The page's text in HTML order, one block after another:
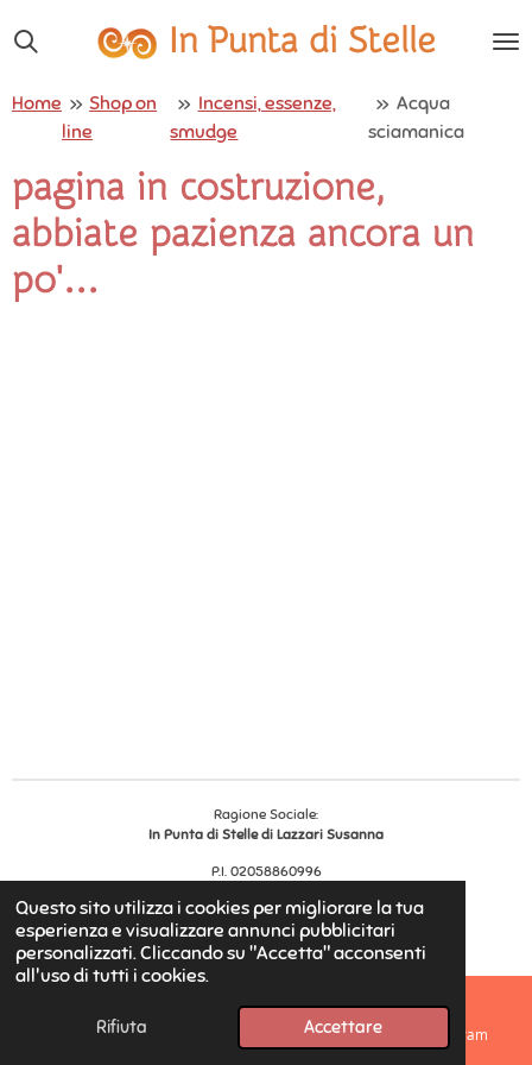
Questo sito utilizza i cookies per migliorare la tua
esperienza e visualizzare annunci pubblicitari
personalizzati. Cliccando su "Accetta" acconsenti
all'uso di tutti i cookies.
Rifiuta Accettare
Vai
al
principale
In Punta di Stelle
Home » Shop on
line
» Incensi, essenze,
smudge
» Acqua
sciamanica
pagina in costruzione,
abbiate pazienza ancora un
po'...
Ragione Sociale:
In Punta di Stelle di Lazzari Susanna
P.I. 02058860996
© 2025 - 2026 In Punta di Stelle
Fornito da Webador
Mappa Instagram